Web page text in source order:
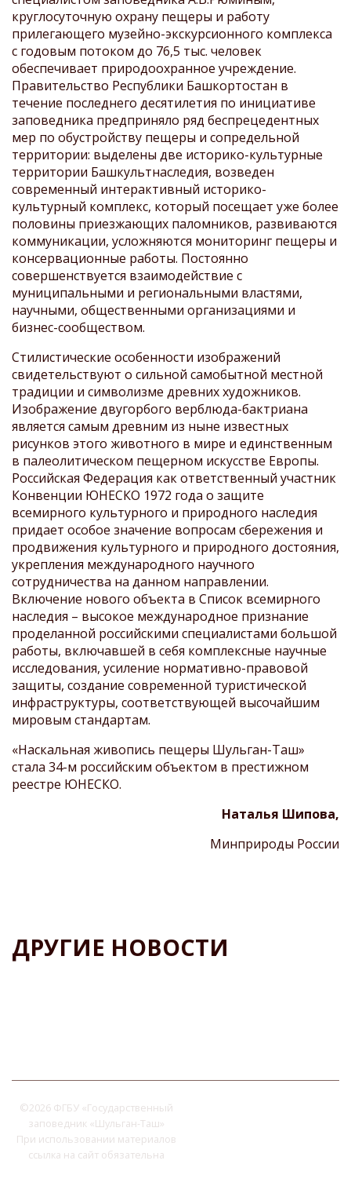
круглосуточную охрану пещеры и работу
прилегающего музейно-экскурсионного комплекса
с годовым потоком до 76,5 тыс. человек
обеспечивает природоохранное учреждение.
Правительство Республики Башкортостан в
течение последнего десятилетия по инициативе
заповедника предприняло ряд беспрецедентных
мер по обустройству пещеры и сопредельной
территории: выделены две историко-культурные
территории Башкультнаследия, возведен
современный интерактивный историко-
культурный комплекс, который посещает уже более
половины приезжающих паломников, развиваются
коммуникации, усложняются мониторинг пещеры и
консервационные работы. Постоянно
совершенствуется взаимодействие с
муниципальными и региональными властями,
научными, общественными организациями и
бизнес-сообществом.
Стилистические особенности изображений
свидетельствуют о сильной самобытной местной
традиции и символизме древних художников.
Изображение двугорбого верблюда-бактриана
является самым древним из ныне известных
рисунков этого животного в мире и единственным
в палеолитическом пещерном искусстве Европы.
Российская Федерация как ответственный участник
Конвенции ЮНЕСКО 1972 года о защите
всемирного культурного и природного наследия
придает особое значение вопросам сбережения и
продвижения культурного и природного достояния,
укрепления международного научного
сотрудничества на данном направлении.
Включение нового объекта в Список всемирного
наследия – высокое международное признание
проделанной российскими специалистами большой
работы, включавшей в себя комплексные научные
исследования, усиление нормативно-правовой
защиты, создание современной туристической
инфраструктуры, соответствующей высочайшим
мировым стандартам.
«Наскальная живопись пещеры Шульган-Таш»
стала 34-м российским объектом в престижном
реестре ЮНЕСКО.
Наталья Шипова,
Минприроды России
ДРУГИЕ НОВОСТИ
©2026 ФГБУ «Государственный
заповедник «Шульган-Таш»
При использовании материалов
ссылка на сайт обязательна